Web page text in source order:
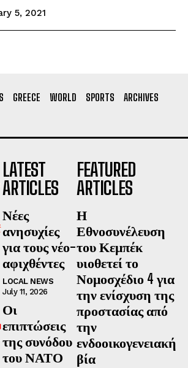
5, 2021
GREECE WORLD SPORTS
ARCHIVES
LATEST
ARTICLES
Νέες
ανησυχίες
για τους νέο-
αφιχθέντες
LOCAL NEWS
July 11, 2026
Οι
επιπτώσεις
της συνόδου
του ΝΑΤΟ
FEATURED
ARTICLES
Η
Εθνοσυνέλευση
του Κεμπέκ
υιοθετεί το
Νομοσχέδιο 4 για
την ενίσχυση της
προστασίας από
την
ενδοοικογενειακή
βία